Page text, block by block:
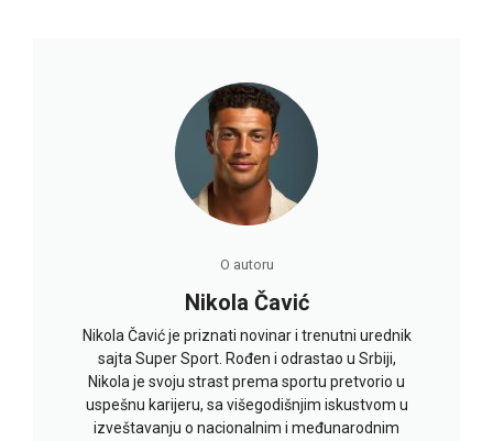
O autoru
Nikola Čavić
Nikola Čavić je priznati novinar i trenutni urednik
sajta Super Sport. Rođen i odrastao u Srbiji,
Nikola je svoju strast prema sportu pretvorio u
uspešnu karijeru, sa višegodišnjim iskustvom u
izveštavanju o nacionalnim i međunarodnim